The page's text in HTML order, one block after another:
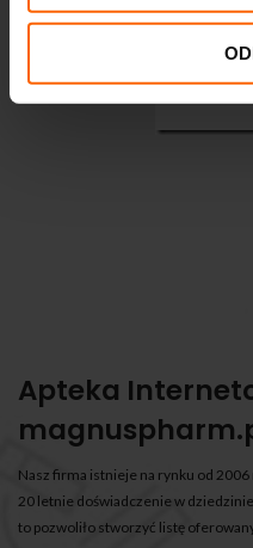
Apteka
Nasz firma istnieje na rynku od 2006
20 letnie doświadczenie w
to pozwoliło stworzyć listę